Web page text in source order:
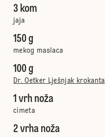
3 kom
jaja
150 g
mekog maslaca
100 g
Dr. Oetker Lješnjak krokanta
1 vrh noža
cimeta
2 vrha noža